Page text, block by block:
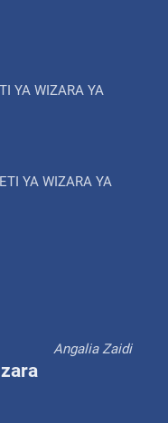
YA WIZARA YA
YA WIZARA YA
Angalia Zaidi